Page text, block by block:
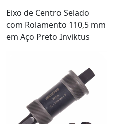
Eixo de Centro Selado
com Rolamento 110,5 mm
em Aço Preto Inviktus